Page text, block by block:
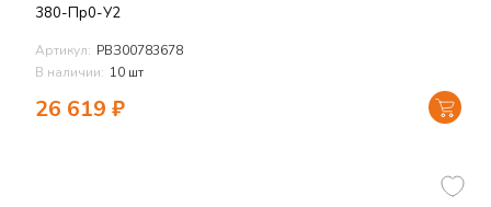
380-Пр0-У2
Артикул: РВЗ00783678
В наличии: 10 шт
26 619 ₽